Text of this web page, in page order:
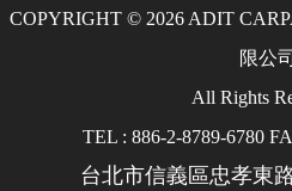
COPYRIGHT © 2026 ADIT
限公司
All Rights
TEL : 886-2-8789-6780
台北市信義區忠孝東